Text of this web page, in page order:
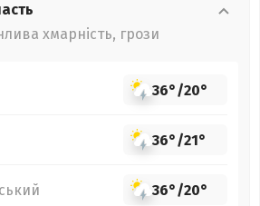
хмарність, грози
36°/20°
36°/21°
36°/20°